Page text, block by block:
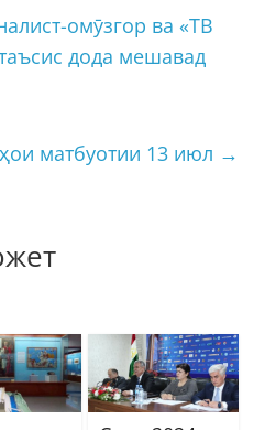
омӯзгор ва «ТВ
дода мешавад
матбуотии 13 июл →